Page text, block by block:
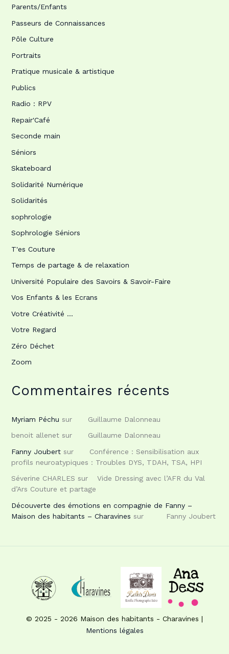
Parents/Enfants
Passeurs de Connaissances
Pôle Culture
Portraits
Pratique musicale & artistique
Publics
Radio : RPV
Repair'Café
Seconde main
Séniors
Skateboard
Solidarité Numérique
Solidarités
sophrologie
Sophrologie Séniors
T'es Couture
Temps de partage & de relaxation
Université Populaire des Savoirs & Savoir-Faire
Vos Enfants & les Ecrans
Votre Créativité …
Votre Regard
Zéro Déchet
Zoom
Commentaires récents
Myriam Péchu sur
Guillaume Dalonneau
benoit allenetsur
Guillaume Dalonneau
Fanny Joubertsur
Conférence : Sensibilisation aux
profils neuroatypiques : Troubles DYS, TDAH, TSA, HPI
Séverine CHARLES sur
Vide Dressing avec l’AFR du Val
d’Ars Couture et partage
Découverte des émotions en compagnie de Fanny –
Maison des habitants – Charavines sur Fanny Joubert
© 2025 - 2026 Maison des habitants - Charavines |
Mentions légales